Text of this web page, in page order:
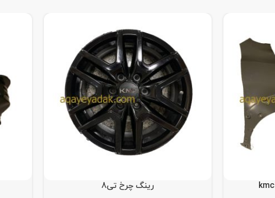
رینگ چرخ تی8